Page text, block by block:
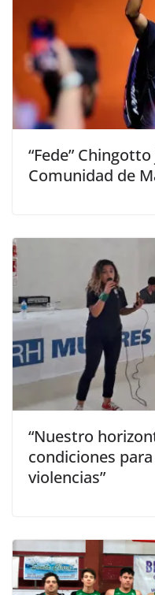
“Fede”
Comunidad de
“Nuestro
condiciones
violencias”